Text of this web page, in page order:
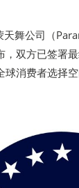
天舞公司（
双方已签署
消费者选择